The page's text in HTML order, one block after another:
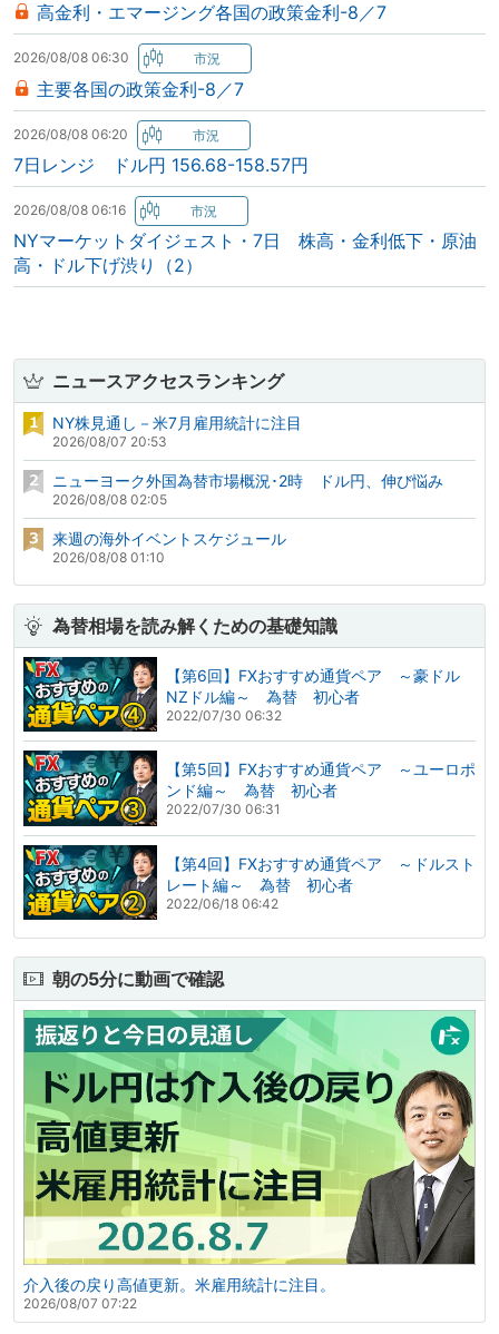
高金利・エマージング各国の政策金利-8／7
2026/08/08 06:30
主要各国の政策金利-8／7
2026/08/08 06:20
7日レンジ ドル円 156.68-158.57円
2026/08/08 06:16
NYマーケットダイジェスト・7日 株高・金利低下・原油
高・ドル下げ渋り（2）
ニュースアクセスランキング
NY株見通し－米7月雇用統計に注目
2026/08/07 20:53
ニューヨーク外国為替市場概況･2時 ドル円、伸び悩み
2026/08/08 02:05
来週の海外イベントスケジュール
2026/08/08 01:10
為替相場を読み解くための基礎知識
【第6回】FXおすすめ通貨ペア ～豪ドル
NZドル編～ 為替 初心者
2022/07/30 06:32
【第5回】FXおすすめ通貨ペア ～ユーロポ
ンド編～ 為替 初心者
2022/07/30 06:31
【第4回】FXおすすめ通貨ペア ～ドルスト
レート編～ 為替 初心者
2022/06/18 06:42
朝の5分に動画で確認
介入後の戻り高値更新。米雇用統計に注目。
2026/08/07 07:22